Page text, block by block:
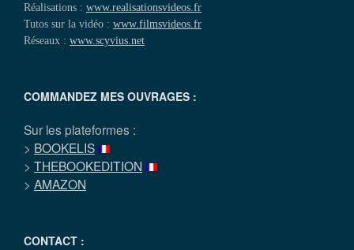
Réalisations : www.realisationsvideos.fr
Tutos sur la vidéo : www.filmsvideos.fr
Réseaux : www.scyvius.net
COMMANDEZ MES OUVRAGES :
Sur les plateformes :
> BOOKELIS
> THEBOOKEDITION
> AMAZON
CONTACT :